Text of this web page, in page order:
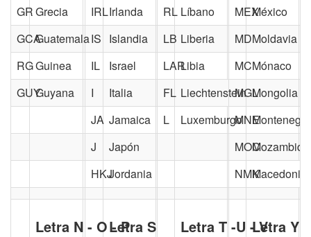
GRGrecia IRLIrlanda RL Líbano MEXMéxico
GCAGuatemalaIS Islandia LB Liberia MDMoldavia
RGGuinea IL Israel LARLibia MCMónaco
GUYGuyana I Italia FL LiechtensteinMGLMongolia
JA Jamaica L LuxemburgoMNEMontenegro
J
Japón MOC
HKJJordania NMKMacedonia
Letra N - O - PLetra S Letra T -U - VLetra Y